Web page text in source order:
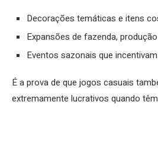
Decorações temáticas e itens
Expansões de fazenda,
Eventos sazonais que
É a prova de que jogos casuais
extremamente lucrativos quando